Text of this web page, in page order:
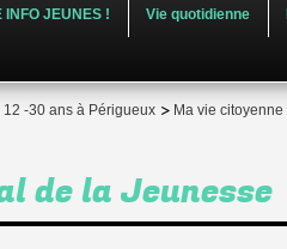
INFO JEUNES ! Vie quotidienne
12 -30 ans à Périgueux Ma vie citoyenne
de la Jeunesse